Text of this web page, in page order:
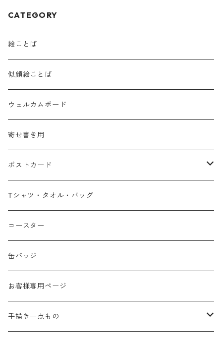
CATEGORY
絵ことば
似顔絵ことば
ウェルカムボード
寄せ書き用
ポストカード
広島弁
春
夏
秋
冬
Tシャツ・タオル・バッグ
コースター
缶バッジ
お客様専用ページ
手描き一点もの